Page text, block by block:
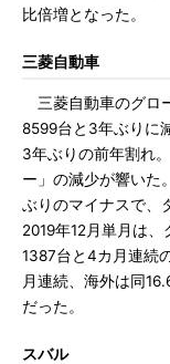
比倍増となった。
三菱自動車
三菱自動車のグロ
8599台と3年ぶりに
3年ぶりの前年割れ
ー」の減少が響いた
ぶりのマイナスで、
2019年12月単月は
1387台と4カ月連続
月連続、海外は同
だった。
スバル